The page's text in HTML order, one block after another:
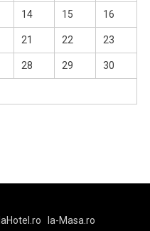
14 15 16
21 22 23
28 29 30
laHotel.ro
la-Masa.ro